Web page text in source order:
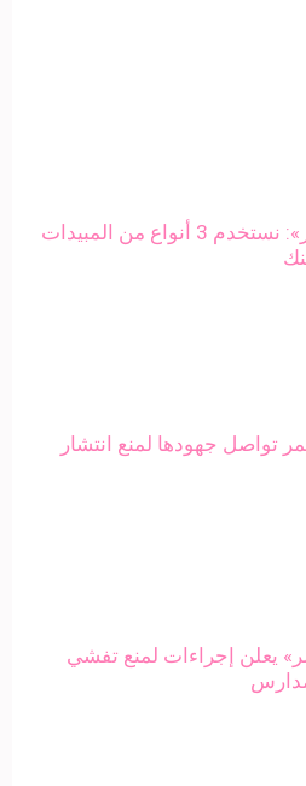
«صحة البحر الأحمر»: نستخدم 3 أنواع من المبيدات
تواصل جهودها لمنع انتشار
يعلن إجراءات لمنع تفشي